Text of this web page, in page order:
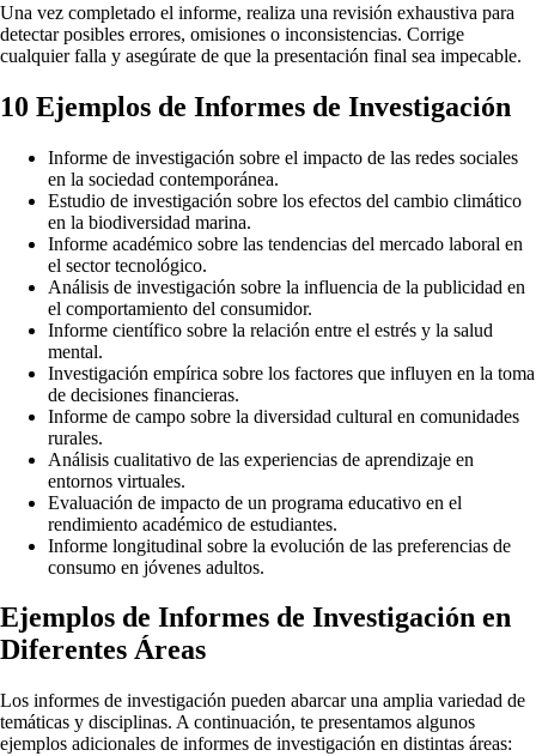
Una vez completado el informe, realiza una revisión exhaustiva para
detectar posibles errores, omisiones o inconsistencias. Corrige
cualquier falla y asegúrate de que la presentación final sea impecable.
10 Ejemplos de Informes de Investigación
Informe de investigación sobre el impacto de las redes sociales
en la sociedad contemporánea.
Estudio de investigación sobre los efectos del cambio climático
en la biodiversidad marina.
Informe académico sobre las tendencias del mercado laboral en
el sector tecnológico.
Análisis de investigación sobre la influencia de la publicidad en
el comportamiento del consumidor.
Informe científico sobre la relación entre el estrés y la salud
mental.
Investigación empírica sobre los factores que influyen en la toma
de decisiones financieras.
Informe de campo sobre la diversidad cultural en comunidades
rurales.
Análisis cualitativo de las experiencias de aprendizaje en
entornos virtuales.
Evaluación de impacto de un programa educativo en el
rendimiento académico de estudiantes.
Informe longitudinal sobre la evolución de las preferencias de
consumo en jóvenes adultos.
Ejemplos de Informes de Investigación en
Diferentes Áreas
Los informes de investigación pueden abarcar una amplia variedad de
temáticas y disciplinas. A continuación, te presentamos algunos
ejemplos adicionales de informes de investigación en distintas áreas: